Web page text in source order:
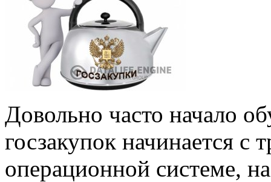
Довольно часто начало
госзакупок начинается с
операционной системе,